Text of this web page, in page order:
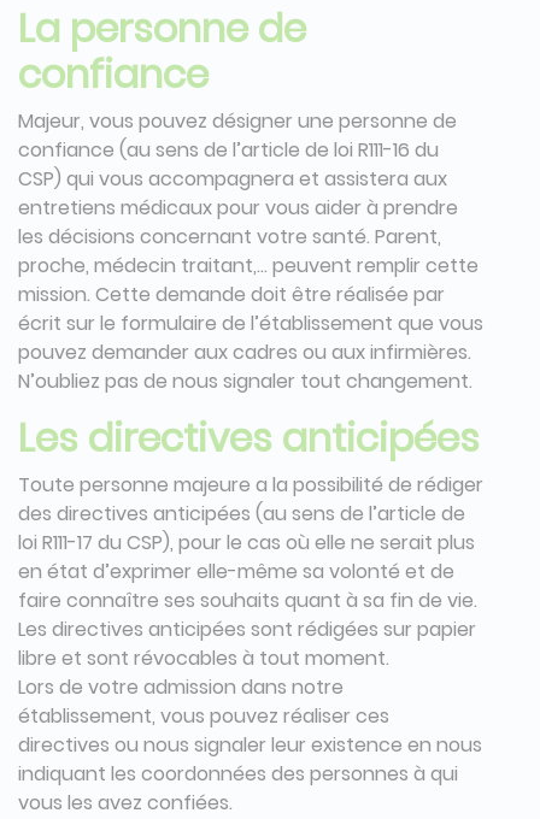
La personne de
confiance
Majeur, vous pouvez désigner une personne de
confiance (au sens de l’article de loi R111-16 du
CSP) qui vous accompagnera et assistera aux
entretiens médicaux pour vous aider à prendre
les décisions concernant votre santé. Parent,
proche, médecin traitant,… peuvent remplir cette
mission. Cette demande doit être réalisée par
écrit sur le formulaire de l’établissement que vous
pouvez demander aux cadres ou aux infirmières.
N’oubliez pas de nous signaler tout changement.
Les directives anticipées
Toute personne majeure a la possibilité de rédiger
des directives anticipées (au sens de l’article de
loi R111-17 du CSP), pour le cas où elle ne serait plus
en état d’exprimer elle-même sa volonté et de
faire connaître ses souhaits quant à sa fin de vie.
Les directives anticipées sont rédigées sur papier
libre et sont révocables à tout moment.
Lors de votre admission dans notre
établissement, vous pouvez réaliser ces
directives ou nous signaler leur existence en nous
indiquant les coordonnées des personnes à qui
vous les avez confiées.